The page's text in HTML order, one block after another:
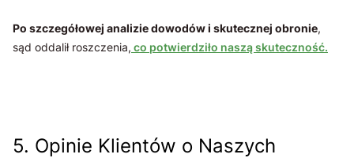
Po szczegółowej analizie dowodów i skutecznej obronie,
sąd oddalił roszczenia, co potwierdziło naszą skuteczność.
5. Opinie Klientów o Naszych